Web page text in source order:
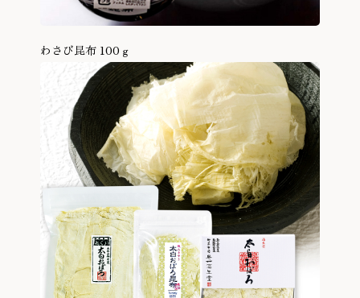
わさび昆布 100ｇ
商品を見る